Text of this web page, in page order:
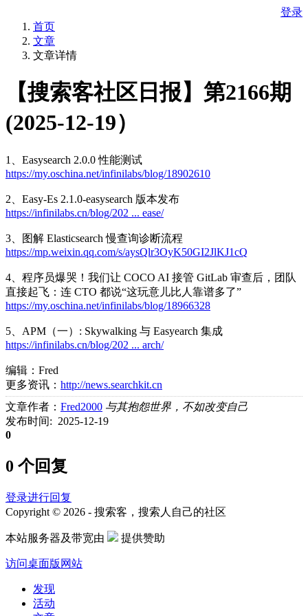
登录
首页
文章
文章详情
【搜索客社区日报】第2166期
(2025-12-19）
1、Easysearch 2.0.0 性能测试
https://my.oschina.net/infinilabs/blog/18902610
2、Easy-Es 2.1.0-easysearch 版本发布
https://infinilabs.cn/blog/202 ... ease/
3、图解 Elasticsearch 慢查询诊断流程
https://mp.weixin.qq.com/s/aysQlr3OyK50GI2JlKJ1cQ
4、程序员爆哭！我们让 COCO AI 接管 GitLab 审查后，团队
直接起飞：连 CTO 都说“这玩意儿比人靠谱多了”
https://my.oschina.net/infinilabs/blog/18966328
5、APM（一）: Skywalking 与 Easyearch 集成
https://infinilabs.cn/blog/202 ... arch/
编辑：Fred
更多资讯： http://news.searchkit.cn
文章作者： Fred2000 与其抱怨世界，不如改变自己
发布时间: 2025-12-19
0
0 个回复
登录进行回复
Copyright © 2026 - 搜索客，搜索人自己的社区
本站服务器及带宽由 提供赞助
访问桌面版网站
发现
活动